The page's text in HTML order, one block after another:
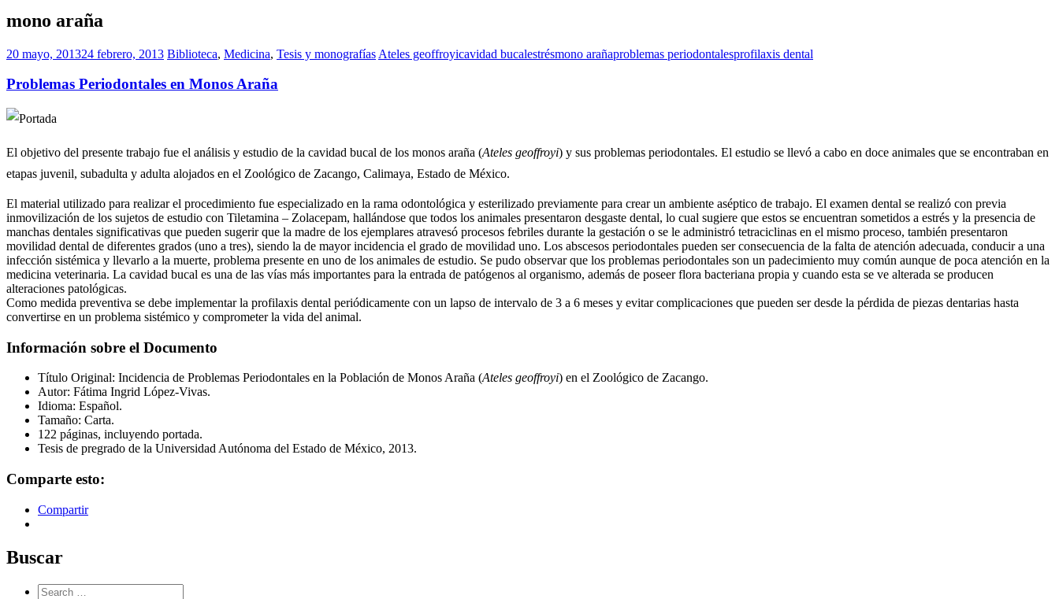
mono araña
20 mayo, 201324 febrero, 2013 Biblioteca, Medicina, Tesis y monografías Ateles geoffroyicavidad bucalestrésmono arañaproblemas periodontalesprofilaxis dental
Problemas Periodontales en Monos Araña
El objetivo del presente trabajo fue el análisis y estudio de la cavidad bucal de los monos araña (Ateles geoffroyi) y sus problemas periodontales. El estudio se llevó a cabo en doce animales que se encontraban en
etapas juvenil, subadulta y adulta alojados en el Zoológico de Zacango, Calimaya, Estado de México.
El material utilizado para realizar el procedimiento fue especializado en la rama odontológica y esterilizado previamente para crear un ambiente aséptico de trabajo. El examen dental se realizó con previa
inmovilización de los sujetos de estudio con Tiletamina – Zolacepam, hallándose que todos los animales presentaron desgaste dental, lo cual sugiere que estos se encuentran sometidos a estrés y la presencia de
manchas dentales significativas que pueden sugerir que la madre de los ejemplares atravesó procesos febriles durante la gestación o se le administró tetraciclinas en el mismo proceso, también presentaron
movilidad dental de diferentes grados (uno a tres), siendo la de mayor incidencia el grado de movilidad uno. Los abscesos periodontales pueden ser consecuencia de la falta de atención adecuada, conducir a una
infección sistémica y llevarlo a la muerte, problema presente en uno de los animales de estudio. Se pudo observar que los problemas periodontales son un padecimiento muy común aunque de poca atención en la
medicina veterinaria. La cavidad bucal es una de las vías más importantes para la entrada de patógenos al organismo, además de poseer flora bacteriana propia y cuando esta se ve alterada se producen
alteraciones patológicas.
Como medida preventiva se debe implementar la profilaxis dental periódicamente con un lapso de intervalo de 3 a 6 meses y evitar complicaciones que pueden ser desde la pérdida de piezas dentarias hasta
convertirse en un problema sistémico y comprometer la vida del animal.
Información sobre el Documento
Título Original: Incidencia de Problemas Periodontales en la Población de Monos Araña (Ateles geoffroyi) en el Zoológico de Zacango.
Autor: Fátima Ingrid López-Vivas.
Idioma: Español.
Tamaño: Carta.
122 páginas, incluyendo portada.
Tesis de pregrado de la Universidad Autónoma del Estado de México, 2013.
Comparte esto:
Compartir
Buscar